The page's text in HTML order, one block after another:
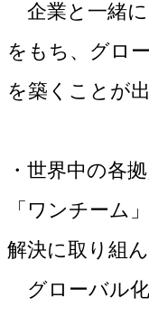
企業と一緒
をもち、グロ
を築くことが
・世界中の各
「ワンチーム
解決に取り組
グローバル